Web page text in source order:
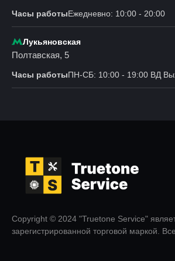
Часы работыЕжедневно: 10:00 - 20:00
Лукьяновская
Полтавская, 5
Часы работыПН-СБ: 10:00 - 19:00 ВД
Copyright © 2024 "Truetone Service"
зарегистрированной торговой маркой.